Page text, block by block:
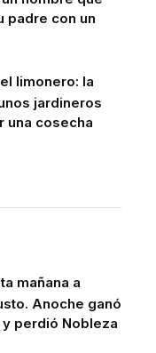
padre con un
limonero: la
jardineros
una cosecha
mañana a
Anoche ganó
perdió Nobleza